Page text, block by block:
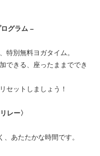
グラム –
特別無料ヨガタイム。
できる、座ったままででき
セットしましょう！
レー〉
、あたたかな時間です。